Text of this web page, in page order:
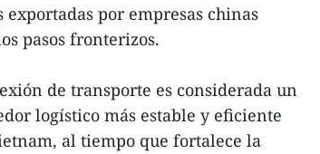
por empresas chinas
pasos fronterizos.
de transporte es considerada un
logístico más estable y eficiente
al tiempo que fortalece la